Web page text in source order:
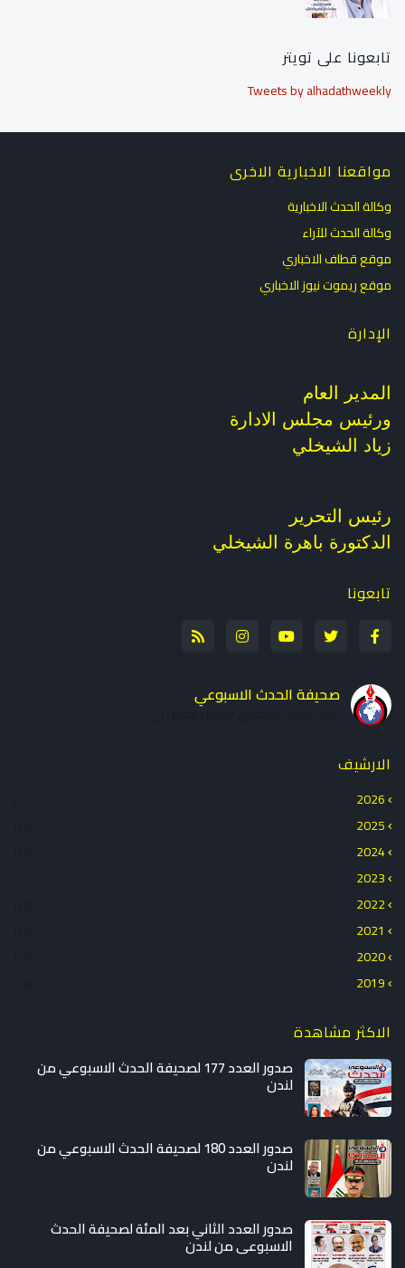
تابعونا على تويتر
Tweets by alhadathweekly
مواقعنا الاخبارية الاخرى
وكالة الحدث الاخبارية
وكالة الحدث للآراء
موقع قطاف الاخباري
موقع ريموت نيوز الاخباري
الإدارة
المدير العام
ورئيس مجلس الادارة
زياد الشيخلي
رئيس التحرير
الدكتورة باهرة الشيخلي
تابعونا
صحيفة الحدث الاسبوعي
عرض الملف الشخصي الكامل الخاص بي
الارشيف
2026
2025
2024
2023
2022
2021
2020
2019
الاكثر مشاهدة
صدور العدد 177 لصحيفة الحدث الاسبوعي من
لندن
صدور العدد 180 لصحيفة الحدث الاسبوعي من
لندن
صدور العدد الثاني بعد المئة لصحيفة الحدث
الاسبوعي من لندن